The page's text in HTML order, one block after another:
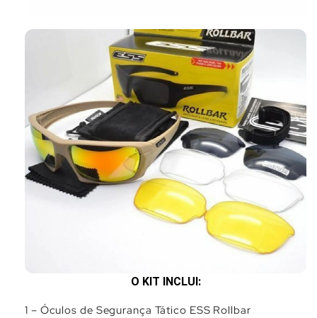
O KIT INCLUI:
1 – Óculos de Segurança Tático ESS Rollbar